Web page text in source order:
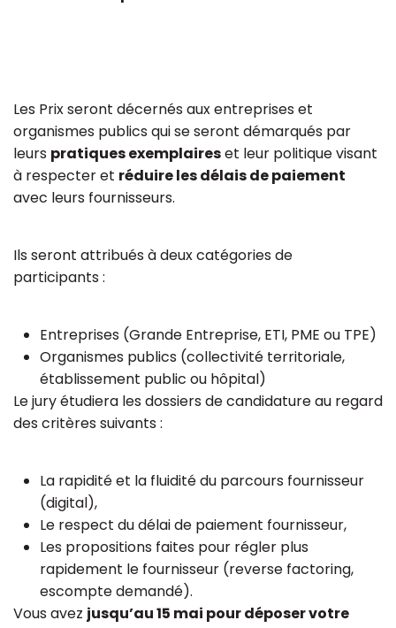
Les Prix seront décernés aux entreprises et
organismes publics qui se seront démarqués par
leurs pratiques exemplaireset leur politique visant
à respecter et réduire les délais de paiement
avec leurs fournisseurs.
Ils seront attribués à deux catégories de
participants :
Entreprises (Grande Entreprise, ETI, PME ou TPE)
Organismes publics (collectivité territoriale,
établissement public ou hôpital)
Le jury étudiera les dossiers de candidature au regard
des critères suivants :
La rapidité et la fluidité du parcours fournisseur
(digital),
Le respect du délai de paiement fournisseur,
Les propositions faites pour régler plus
rapidement le fournisseur (reverse factoring,
escompte demandé).
Vous avez jusqu’au 15 mai pour déposer votre